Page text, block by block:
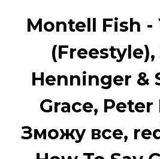
Montell Fish -
Henninger &
Grace,
Зможу все,